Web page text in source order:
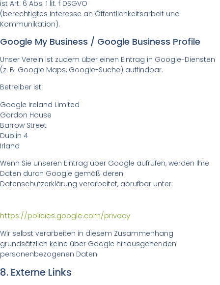
ist Art. 6 Abs. 1 lit. f DSGVO
(berechtigtes Interesse an Öffentlichkeitsarbeit und
Kommunikation).
Google My Business / Google Business Profile
Unser Verein ist zudem über einen Eintrag in Google-Diensten
(z. B. Google Maps, Google-Suche) auffindbar.
Betreiber ist:
Google Ireland Limited
Gordon House
Barrow Street
Dublin 4
Irland
Wenn Sie unseren Eintrag über Google aufrufen, werden Ihre
Daten durch Google gemäß deren
Datenschutzerklärung verarbeitet, abrufbar unter:
https://policies.google.com/privacy
Wir selbst verarbeiten in diesem Zusammenhang
grundsätzlich keine über Google hinausgehenden
personenbezogenen Daten.
8. Externe Links